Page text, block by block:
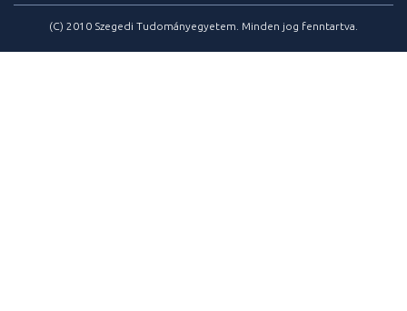
(C) 2010 Szegedi Tudományegyetem. Minden jog fenntartva.